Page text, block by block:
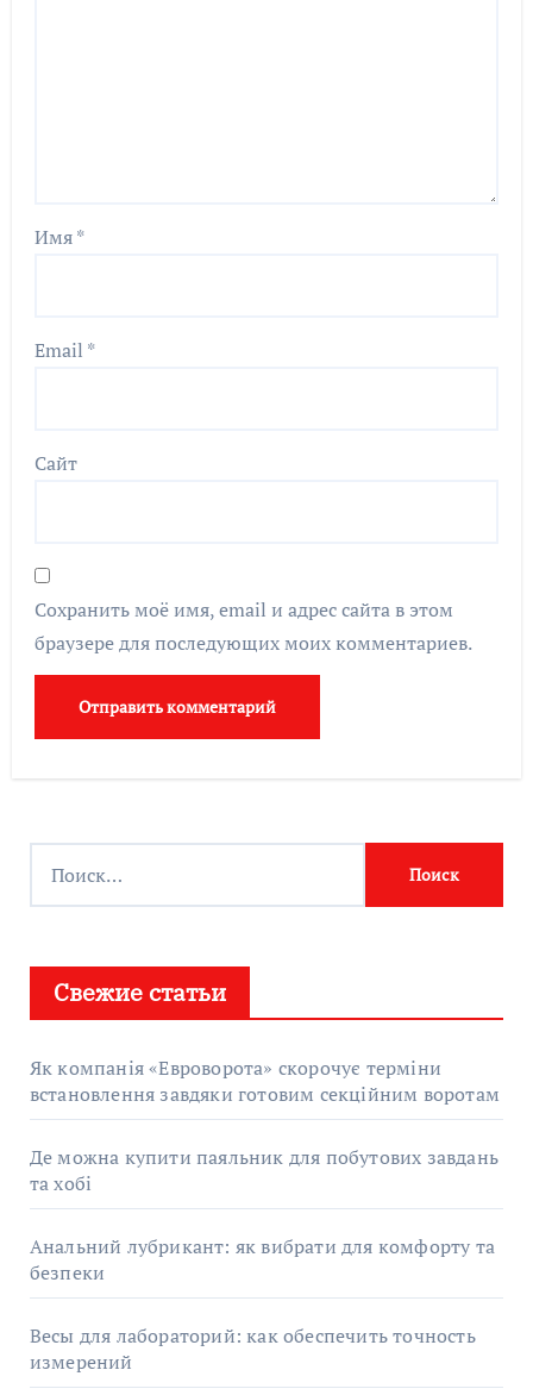
Имя*
Email *
Сайт
Сохранить моё имя, email и адрес сайта в этом
браузере для последующих моих комментариев.
Свежие статьи
Як компанія «Евроворота» скорочує терміни
встановлення завдяки готовим секційним воротам
Де можна купити паяльник для побутових завдань
та хобі
Анальний лубрикант: як вибрати для комфорту та
безпеки
Весы для лабораторий: как обеспечить точность
измерений